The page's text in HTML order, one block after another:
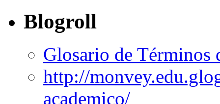
Blogroll
Glosario de Términos
http://
academico/